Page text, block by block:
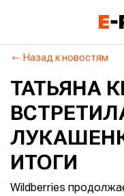
Назад к новостям
ТАТЬЯНА
ИТОГИ
Wildberries